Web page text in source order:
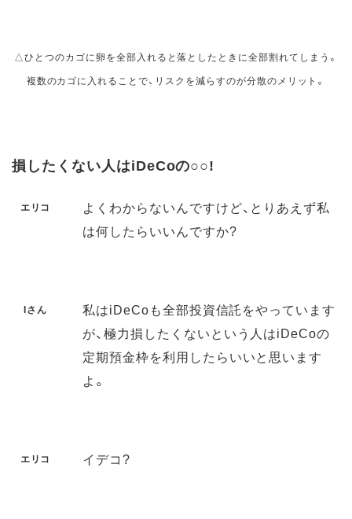
△ひとつのカゴに卵を全部入れると落としたときに全部割れてしまう。
複数のカゴに入れることで、リスクを減らすのが分散のメリット。
損したくない人はiDeCoの○○!
エリコ
よくわからないんですけど、とりあえず私
は何したらいいんですか?
Iさん
私はiDeCoも全部投資信託をやっています
が、極力損したくないという人はiDeCoの
定期預金枠を利用したらいいと思います
よ。
エリコ イデコ?